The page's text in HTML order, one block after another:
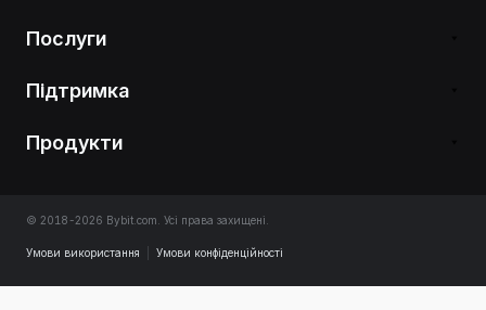
Послуги
Підтримка
Продукти
© 2018-2026 Bybit.com. Усі права захищені.
Умови використання Умови конфіденційності